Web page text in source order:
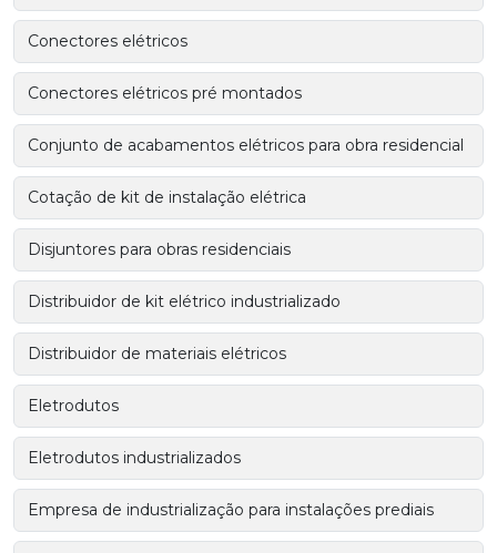
Conectores elétricos
Conectores elétricos pré montados
Conjunto de acabamentos elétricos para obra residencial
Cotação de kit de instalação elétrica
Disjuntores para obras residenciais
Distribuidor de kit elétrico industrializado
Distribuidor de materiais elétricos
Eletrodutos
Eletrodutos industrializados
Empresa de industrialização para instalações prediais